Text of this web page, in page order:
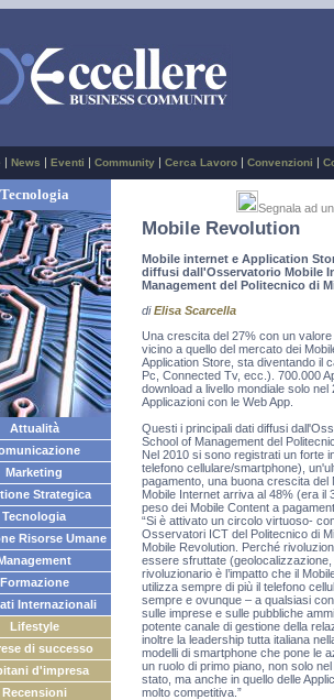
| News | Eventi | Community | Cerca Lavoro | Convenzioni |
Tecnologia
Attualità
Marketing
Strategica
Tecnologia
Risorse Umane
Formazione
Internazionali
Lifestyle
di successo
d'impresa
Recensioni
Segnala ad
Mobile Revolution
Mobile internet e Application
diffusi dall'Osservatorio Mobile
Management del Politecnico di
diElisa Scarcella
Una crescita del 27% con un
vicino a quello del mercato dei
Application Store, sta diventando il
Pc, Connected Tv, ecc.). 700.000
download a livello mondiale solo
Applicazioni con le Web App.
Questi i principali dati diffusi
School of Management del
Nel 2010 si sono registrati un forte
telefono cellulare/smartphone),
pagamento, una buona crescita del
Mobile Internet arriva al 48% (era il
peso dei Mobile Content a
“Si è attivato un circolo virtuoso-
Osservatori ICT del Politecnico di
Mobile Revolution. Perché
essere sfruttate (geolocalizzazione,
rivoluzionario è l’impatto che il
utilizza sempre di più il telefono
sempre e ovunque – a qualsiasi
sulle imprese e sulle pubbliche
potente canale di gestione della
inoltre la leadership tutta italiana
modelli di smartphone che pone le
un ruolo di primo piano, non solo
stato, ma anche in quello delle
molto competitiva.”